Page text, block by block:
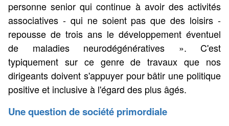
personne senior qui continue à avoir des activités
associatives - qui ne soient pas que des loisirs -
repousse de trois ans le développement éventuel
de maladies neurodégénératives ». C'est
typiquement sur ce genre de travaux que nos
dirigeants doivent s'appuyer pour bâtir une politique
positive et inclusive à l'égard des plus âgés.
Une question de société primordiale